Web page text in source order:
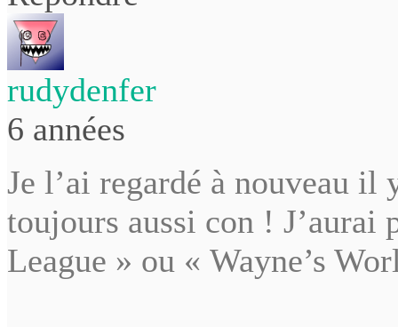
rudydenfer
6 années
Je l’ai regardé à nouveau il
toujours aussi con ! J’aurai
League » ou « Wayne’s